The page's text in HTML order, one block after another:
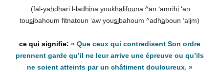
(fal-yahdhari l-ladhina youkhalifouna ^an ‘amrihi ‘an
tousibahoum fitnatoun ‘aw yousibahoum ^adhaboun ‘alim)
« Que ceux qui contredisent Son ordre
prennent garde qu’il ne leur arrive une épreuve ou qu’ils
ne soient atteints par un châtiment douloureux. »